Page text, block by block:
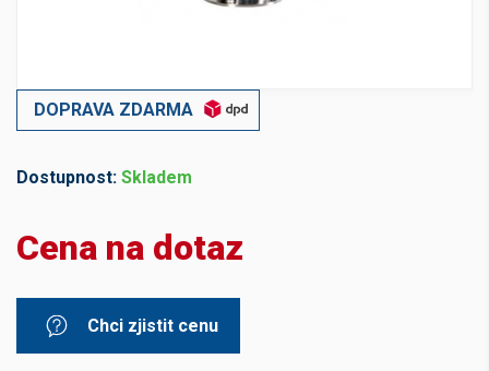
DOPRAVA ZDARMA
Dostupnost: Skladem
Cena na dotaz
Chci zjistit cenu